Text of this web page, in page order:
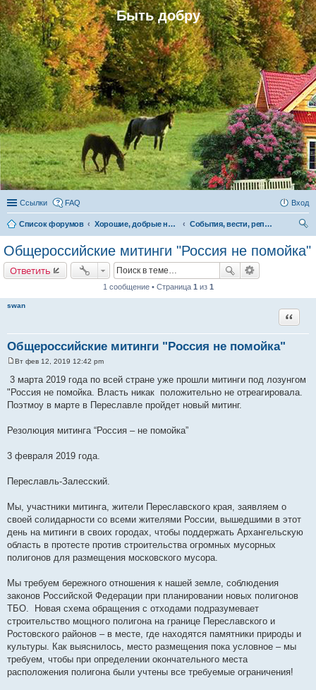
Быть добру
Ссылки FAQ Вход
Список форумов Хорошие, добрые новости и их распространение в обществе
События, вести, репортажи
ск
Общероссийские митинги "Россия не помойка"
Ответить
1 сообщение • Страница 1 из 1
swan
Общероссийские митинги "Россия не помойка"
Цитата
о
б
е
е
Вт фев 12, 2019 12:42 pm
3 марта 2019 года по всей стране уже прошли митинги под лозунгом
"Россия не помойка. Власть никак положительно не отреагировала.
Поэтмоу в марте в Переславле пройдет новый митинг.
Резолюция митинга “Россия – не помойка”
3 февраля 2019 года.
Переславль-Залесский.
Мы, участники митинга, жители Переславского края, заявляем о
своей солидарности со всеми жителями России, вышедшими в этот
день на митинги в своих городах, чтобы поддержать Архангельскую
область в протесте против строительства огромных мусорных
полигонов для размещения московского мусора.
Мы требуем бережного отношения к нашей земле, соблюдения
законов Российской Федерации при планировании новых полигонов
ТБО. Новая схема обращения с отходами подразумевает
строительство мощного полигона на границе Переславского и
Ростовского районов – в месте, где находятся памятники природы и
культуры. Как выяснилось, место размещения пока условное – мы
требуем, чтобы при определении окончательного места
расположения полигона были учтены все требуемые ограничения!